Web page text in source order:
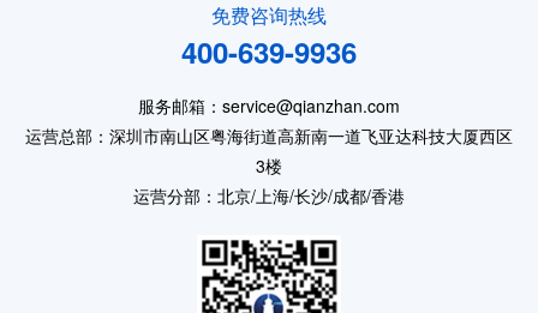
免费咨询热线
400-639-9936
服务邮箱：service@qianzhan.com
运营总部：深圳市南山区粤海街道高新南一道飞亚达科技大厦西区
3楼
运营分部：北京/上海/长沙/成都/香港